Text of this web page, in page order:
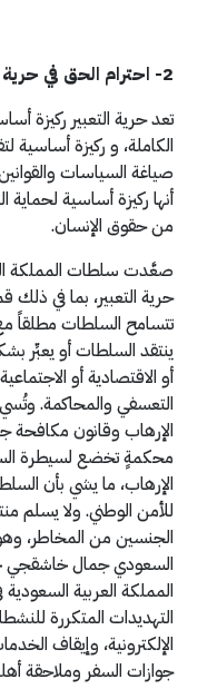
2- احترام الحق في حرية التعبير
تعد حرية التعبير ركيزة
الكاملة، و ركيزة أساسية
صياغة السياسات
أنها ركيزة أساسية لحماية
من حقوق الإنسان.
صعَّدت سلطات المملكة
حرية التعبير، بما في ذلك
تتسامح السلطات مطلقاً مع
ينتقد السلطات أو يعبِّر
أو الاقتصادية أو
التعسفي والمحاكمة.
الإرهاب وقانون مكافحة
محكمةٍ تخضع لسيطرة
الإرهاب، ما يشي بأن
للأمن الوطني. ولا يسلم
الجنسين من المخاطر،
السعودي جمال خاشقجي
المملكة العربية السعودية
التهديدات المتكررة
الإلكترونية، وإيقاف
جوازات السفر وملاحقة